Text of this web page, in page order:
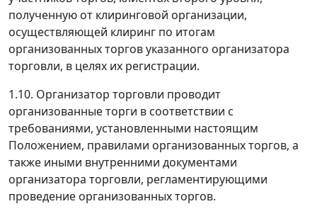
полученную от клиринговой организации,
осуществляющей клиринг по итогам
организованных торгов указанного организатора
торговли, в целях их регистрации.
1.10. Организатор торговли проводит
организованные торги в соответствии с
требованиями, установленными настоящим
Положением, правилами организованных торгов, а
также иными внутренними документами
организатора торговли, регламентирующими
проведение организованных торгов.